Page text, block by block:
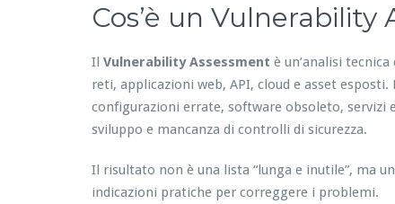
Cos’è un Vulnerability
Il Vulnerability Assessment è un’analisi
reti, applicazioni web, API, cloud e asset
configurazioni errate, software obsoleto, servizi
sviluppo e mancanza di controlli di sicurezza.
Il risultato non è una lista “lunga e inutile”, ma
indicazioni pratiche per correggere i problemi.